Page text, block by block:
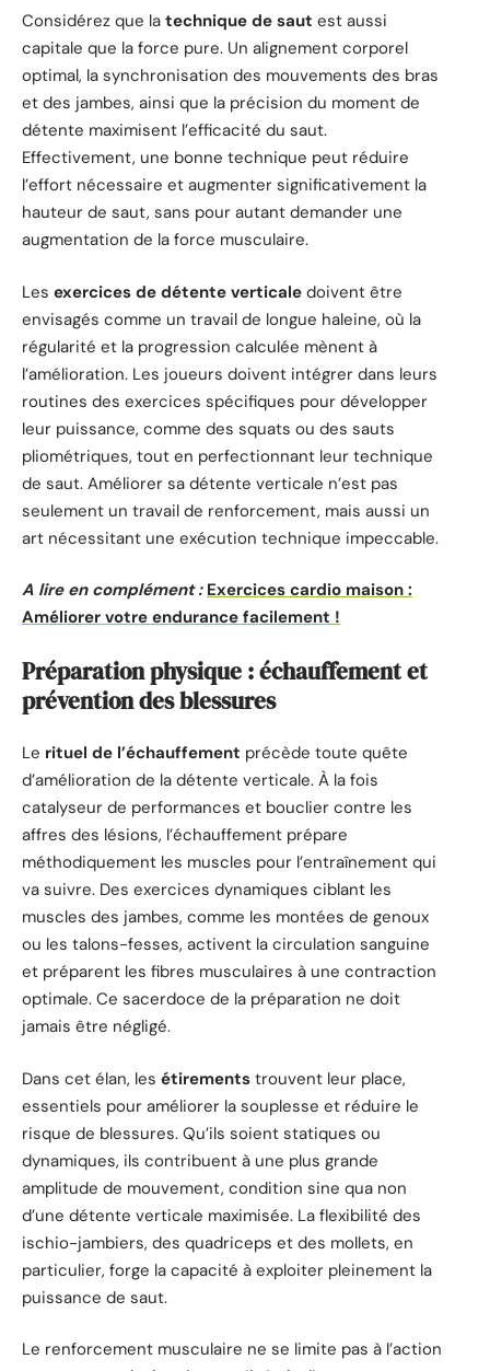
Considérez que la technique de saut est aussi
capitale que la force pure. Un alignement corporel
optimal, la synchronisation des mouvements des bras
et des jambes, ainsi que la précision du moment de
détente maximisent l’efficacité du saut.
Effectivement, une bonne technique peut réduire
l’effort nécessaire et augmenter significativement la
hauteur de saut, sans pour autant demander une
augmentation de la force musculaire.
Les exercices de détente verticale doivent être
envisagés comme un travail de longue haleine, où la
régularité et la progression calculée mènent à
l’amélioration. Les joueurs doivent intégrer dans leurs
routines des exercices spécifiques pour développer
leur puissance, comme des squats ou des sauts
pliométriques, tout en perfectionnant leur technique
de saut. Améliorer sa détente verticale n’est pas
seulement un travail de renforcement, mais aussi un
art nécessitant une exécution technique impeccable.
A lire en complément : Exercices cardio maison :
Améliorer votre endurance facilement !
Préparation physique : échauffement et
prévention des blessures
Le rituel de l’échauffement précède toute quête
d’amélioration de la détente verticale. À la fois
catalyseur de performances et bouclier contre les
affres des lésions, l’échauffement prépare
méthodiquement les muscles pour l’entraînement qui
va suivre. Des exercices dynamiques ciblant les
muscles des jambes, comme les montées de genoux
ou les talons-fesses, activent la circulation sanguine
et préparent les fibres musculaires à une contraction
optimale. Ce sacerdoce de la préparation ne doit
jamais être négligé.
Dans cet élan, les étirements trouvent leur place,
essentiels pour améliorer la souplesse et réduire le
risque de blessures. Qu’ils soient statiques ou
dynamiques, ils contribuent à une plus grande
amplitude de mouvement, condition sine qua non
d’une détente verticale maximisée. La flexibilité des
ischio-jambiers, des quadriceps et des mollets, en
particulier, forge la capacité à exploiter pleinement la
puissance de saut.
Le renforcement musculaire ne se limite pas à l’action